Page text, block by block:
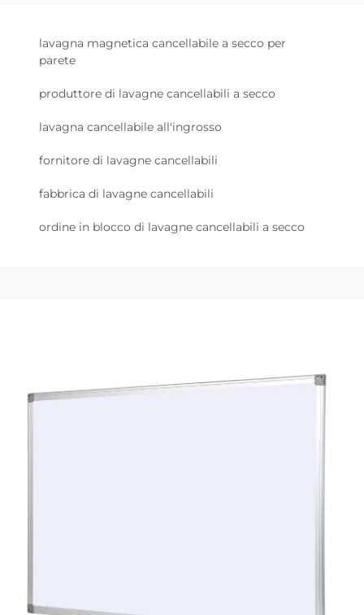
lavagna magnetica cancellabile a secco per
parete
produttore di lavagne cancellabili a secco
lavagna cancellabile all'ingrosso
fornitore di lavagne cancellabili
fabbrica di lavagne cancellabili
ordine in blocco di lavagne cancellabili a secco